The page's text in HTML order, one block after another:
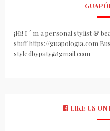
¡Hi! I ´ m a personal stylist &
stuff https://guapologia.com
styledbypaty@gmail.com
LIKE US ON